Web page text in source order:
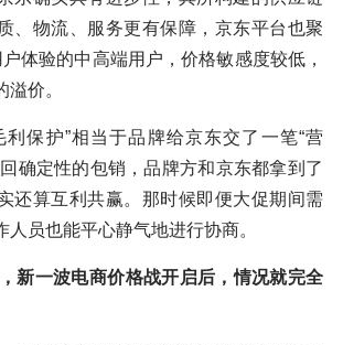
、物流、服务更有保障，京东平台也聚
体验的中高端用户，价格敏感度较低，
价。
利保护”相当于品牌给京东交了一笔“营
确定性的包销，品牌方和京东都拿到了
还算互利共赢。那时候即便大促期间需
人员也能平心静气地进行协商。
新一波电商价格战开启后，情况就完全